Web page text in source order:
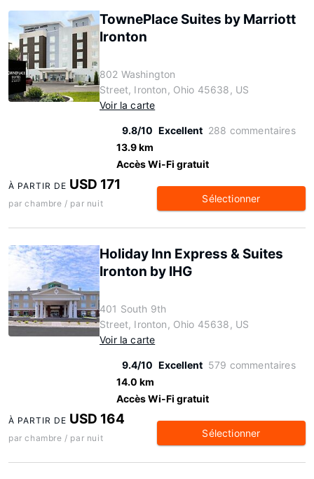
TownePlace Suites by Marriott
Ironton
802 Washington
Street, Ironton, Ohio 45638, US
Voir la carte
9.8/10 Excellent 288 commentaires
13.9 km
Accès Wi-Fi gratuit
À PARTIR DE USD 171
par chambre / par nuit Sélectionner
Holiday Inn Express & Suites
Ironton by IHG
401 South 9th
Street, Ironton, Ohio 45638, US
Voir la carte
9.4/10 Excellent 579 commentaires
14.0 km
Accès Wi-Fi gratuit
À PARTIR DE USD 164
par chambre / par nuit Sélectionner